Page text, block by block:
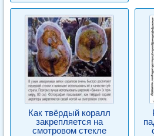
Как твёрдый коралл
закрепляется на
смотровом стекле